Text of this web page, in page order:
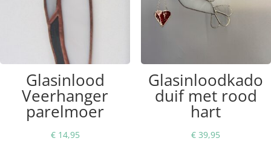
Glasinlood
Veerhanger
parelmoer
€14,95
Glasinloodkado
duif met rood
hart
€ 39,95